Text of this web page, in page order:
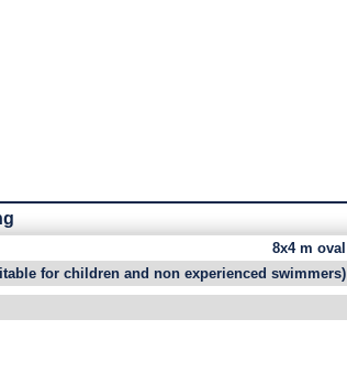
8x4 m oval
for children and non experienced swimmers)